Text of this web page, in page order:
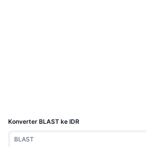
Konverter BLAST ke IDR
BLAST